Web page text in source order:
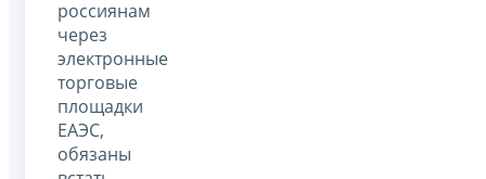
россиянам
через
электронные
торговые
площадки
ЕАЭС,
обязаны